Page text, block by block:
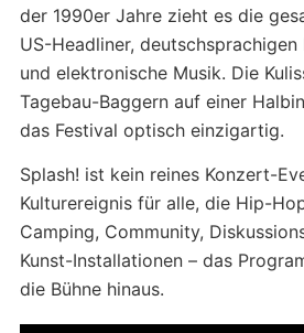
der 1990er Jahre zieht es die
US-Headliner, deutschsprachigen
und elektronische Musik. Die
Tagebau-Baggern auf einer
das Festival optisch einzigartig.
Splash! ist kein reines Konzert-
Kulturereignis für alle, die Hip-
Camping, Community,
Kunst-Installationen – das
die Bühne hinaus.